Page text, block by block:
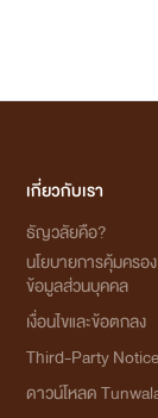
เกี่ยวกับเรา
ธัญวลัยคือ?
นโยบายการคุ้มครอง
ข้อมูลส่วนบุคคล
เงื่อนไขและข้อตกลง
Third-Party Notice
ดาวน์โหลด